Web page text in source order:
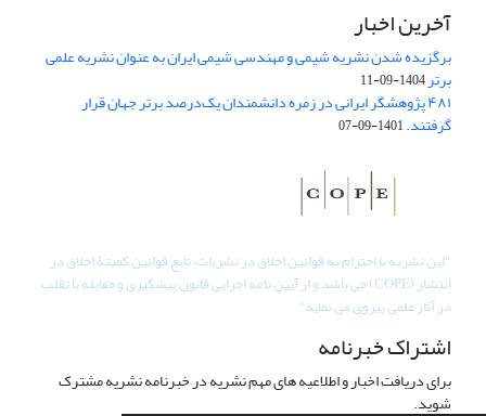
آخرین اخبار
برگزیده شدن نشریه شیمی و مهندسی شیمی ایران به عنوان نشریه علمی
برتر1404-09-11
۴۸۱ پژوهشگر ایرانی در زمره دانشمندان یک‌درصد برتر جهان قرار
گرفتند.1401-09-07
"این نشریه با احترام به قوانین اخلاق در نشریات، تابع قوانین کمیتۀ اخلاق در
انتشار (COPE) می باشد و از آیین نامه اجرایی قانون پیشگیری و مقابله با تقلب
در آثار علمی پیروی می نماید".
اشتراک خبرنامه
برای دریافت اخبار و اطلاعیه های مهم نشریه در خبرنامه نشریه مشترک
شوید.